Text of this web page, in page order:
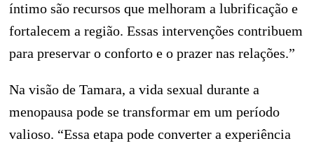
íntimo são recursos que melhoram a lubrificação e
fortalecem a região. Essas intervenções contribuem
para preservar o conforto e o prazer nas relações.”
Na visão de Tamara, a vida sexual durante a
menopausa pode se transformar em um período
valioso. “Essa etapa pode converter a experiência